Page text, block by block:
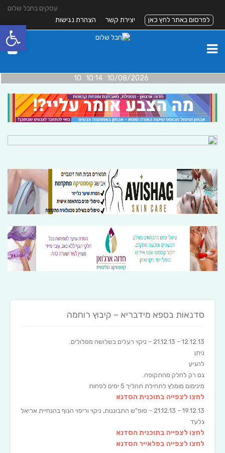
עסקים בחבל שלום
לפרסום באתר לחץ כאן
יצירת קשר הצהרת נגישות
10/08/2026 10:14 10
סדנאות בספא מידבריא – קיבוץ רוחמה
12.12.13 – 21.12.13 – ניקוי רעלים בשלושה מסלולים.
ניתן
להגיע
גם רק לחלק מהתקופה.
מינימום מומלץ לתחילת תהליך 5 ימים לפחות
לחצו לצפייה בתוכנית הסדנא
19.12.13 – 21.12.13 – סופ"ש התבוננות, ניקוי וריפוי הגוף בהנחיית אריאל
גלעד
לחצו לצפייה בתוכנית הסדנא
לחצו לצפייה בפלאייר הסדנא
פתח